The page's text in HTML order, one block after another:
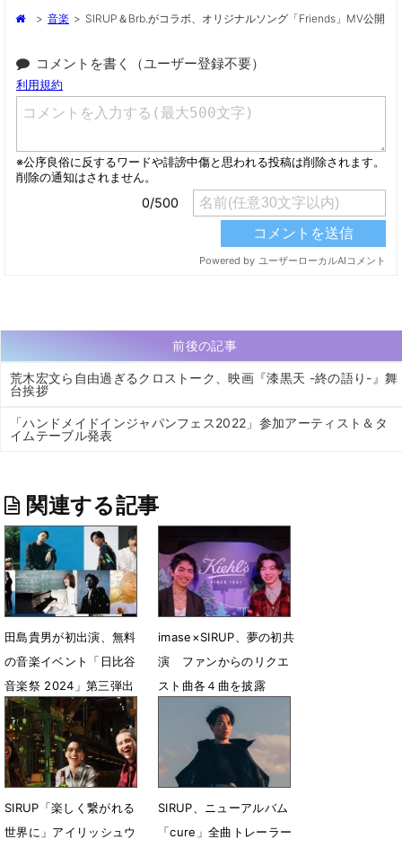
> 音楽 > SIRUP＆brb.がコラボ、オリジナルソング「friends」MV公開
コメントを書く（ユーザー登録不要）
前後の記事
荒木宏文ら自由過ぎるクロストーク、映画『漆黒天 -終の語り-』舞
台挨拶
「ハンドメイドインジャパンフェス2022」参加アーティスト＆タ
イムテーブル発表
関連する記事
田島貴男が初出演、無料
の音楽イベント「日比谷
音楽祭 2024」第三弾出
演アーティスト発表
3月13日 18時00分
imase×SIRUP、夢の初共
演 ファンからのリクエ
スト曲各４曲を披露
12月17日 22時41分
SIRUP「楽しく繋がれる
世界に」アイリッシュウ
SIRUP、ニューアルバム
「cure」全曲トレーラー